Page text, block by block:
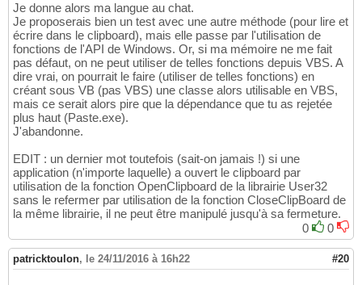
Je donne alors ma langue au chat.
Je proposerais bien un test avec une autre méthode (pour lire et
écrire dans le clipboard), mais elle passe par l'utilisation de
fonctions de l'API de Windows. Or, si ma mémoire ne me fait
pas défaut, on ne peut utiliser de telles fonctions depuis VBS. A
dire vrai, on pourrait le faire (utiliser de telles fonctions) en
créant sous VB (pas VBS) une classe alors utilisable en VBS,
mais ce serait alors pire que la dépendance que tu as rejetée
plus haut (Paste.exe).
J'abandonne.
EDIT : un dernier mot toutefois (sait-on jamais !) si une
application (n'importe laquelle) a ouvert le clipboard par
utilisation de la fonction OpenClipboard de la librairie User32
sans le refermer par utilisation de la fonction CloseClipBoard de
la même librairie, il ne peut être manipulé jusqu'à sa fermeture.
0
0
patricktoulon, le 24/11/2016 à 16h22 #20